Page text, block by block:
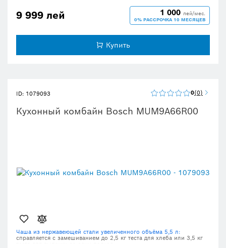
9 999 лей 1 000 лей/мес.
0% РАССРОЧКА 10 МЕСЯЦЕВ
Купить
ID: 1079093 0 0
Кухонный комбайн Bosch MUM9A66R00
Чаша из нержавеющей стали увеличенного объёма 5,5 л:
справляется с замешиванием до 2,5 кг теста для хлеба или 3,5 кг